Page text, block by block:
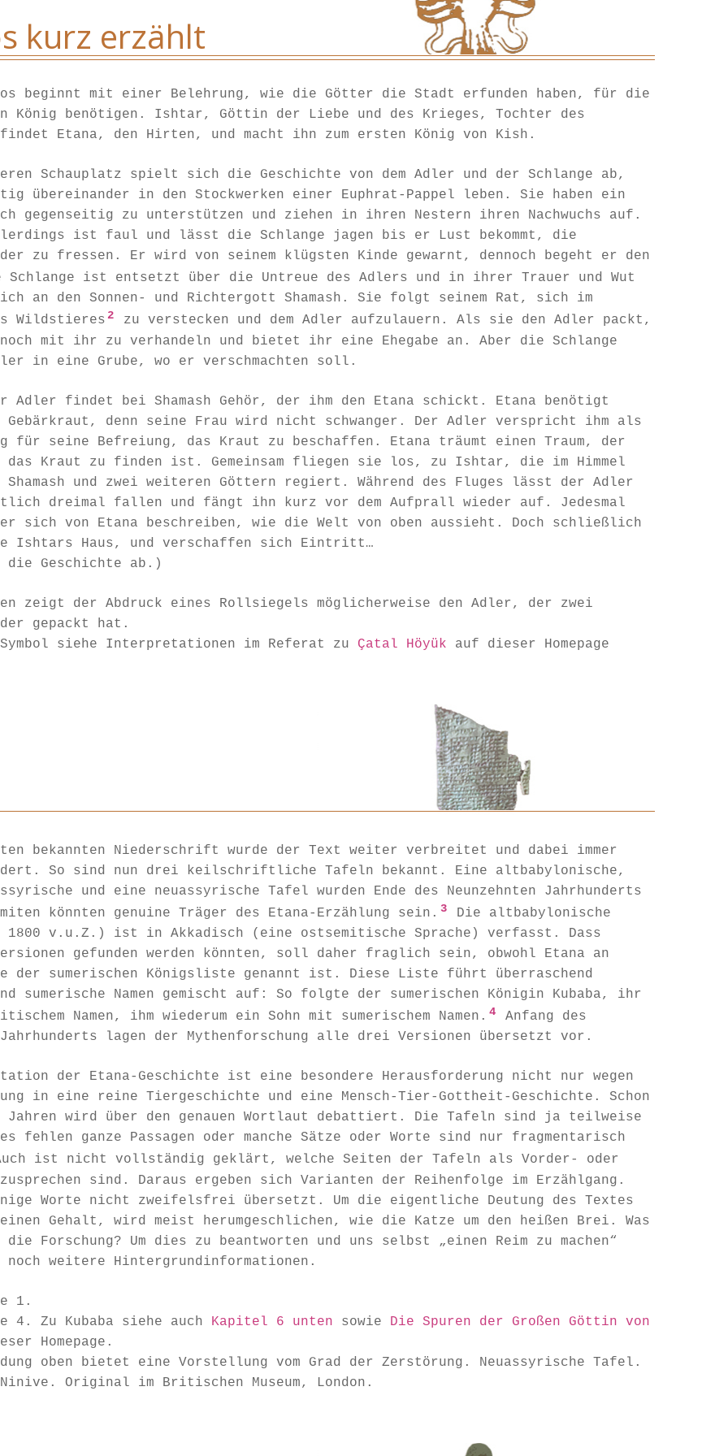
kurz erzählt
beginnt mit einer Belehrung, wie die Götter die Stadt erfunden haben, für die
König benötigen. Ishtar, Göttin der Liebe und des Krieges, Tochter des
findet Etana, den Hirten, und macht ihn zum ersten König von Kish.
Schauplatz spielt sich die Geschichte von dem Adler und der Schlange ab,
übereinander in den Stockwerken einer Euphrat-Pappel leben. Sie haben ein
gegenseitig zu unterstützen und ziehen in ihren Nestern ihren Nachwuchs auf.
ist faul und lässt die Schlange jagen bis er Lust bekommt, die
zu fressen. Er wird von seinem klügsten Kinde gewarnt, dennoch begeht er den
Schlange ist entsetzt über die Untreue des Adlers und in ihrer Trauer und Wut
an den Sonnen- und Richtergott Shamash. Sie folgt seinem Rat, sich im
Wildstieres2
zu verstecken und dem Adler aufzulauern. Als sie den Adler packt,
mit ihr zu verhandeln und bietet ihr eine Ehegabe an. Aber die Schlange
in eine Grube, wo er verschmachten soll.
Adler findet bei Shamash Gehör, der ihm den Etana schickt. Etana benötigt
Gebärkraut, denn seine Frau wird nicht schwanger. Der Adler verspricht ihm als
für seine Befreiung, das Kraut zu beschaffen. Etana träumt einen Traum, der
das Kraut zu finden ist. Gemeinsam fliegen sie los, zu Ishtar, die im Himmel
Shamash und zwei weiteren Göttern regiert. Während des Fluges lässt der Adler
dreimal fallen und fängt ihn kurz vor dem Aufprall wieder auf. Jedesmal
sich von Etana beschreiben, wie die Welt von oben aussieht. Doch schließlich
Ishtars Haus, und verschaffen sich Eintritt…
Geschichte ab.)
zeigt der Abdruck eines Rollsiegels möglicherweise den Adler, der zwei
gepackt hat.
siehe Interpretationen im Referat zu Çatal Höyük auf dieser Homepage
bekannten Niederschrift wurde der Text weiter verbreitet und dabei immer
So sind nun drei keilschriftliche Tafeln bekannt. Eine altbabylonische,
und eine neuassyrische Tafel wurden Ende des Neunzehnten Jahrhunderts
könnten genuine Träger des Etana-Erzählung sein. 3
Die altbabylonische
1800 v.u.Z.) ist in Akkadisch (eine ostsemitische Sprache) verfasst. Dass
gefunden werden könnten, soll daher fraglich sein, obwohl Etana an
der sumerischen Königsliste genannt ist. Diese Liste führt überraschend
sumerische Namen gemischt auf: So folgte der sumerischen Königin Kubaba, ihr
Namen, ihm wiederum ein Sohn mit sumerischem Namen. 4
Anfang des
Jahrhunderts lagen der Mythenforschung alle drei Versionen übersetzt vor.
der Etana-Geschichte ist eine besondere Herausforderung nicht nur wegen
in eine reine Tiergeschichte und eine Mensch-Tier-Gottheit-Geschichte. Schon
wird über den genauen Wortlaut debattiert. Die Tafeln sind ja teilweise
fehlen ganze Passagen oder manche Sätze oder Worte sind nur fragmentarisch
ist nicht vollständig geklärt, welche Seiten der Tafeln als Vorder- oder
sind. Daraus ergeben sich Varianten der Reihenfolge im Erzählgang.
Worte nicht zweifelsfrei übersetzt. Um die eigentliche Deutung des Textes
Gehalt, wird meist herumgeschlichen, wie die Katze um den heißen Brei. Was
Forschung? Um dies zu beantworten und uns selbst „einen Reim zu machen“
noch weitere Hintergrundinformationen.
1.
4. Zu Kubaba siehe auch Kapitel 6 unten sowie Die Spuren der Großen Göttin von
Homepage.
oben bietet eine Vorstellung vom Grad der Zerstörung. Neuassyrische Tafel.
Original im Britischen Museum, London.